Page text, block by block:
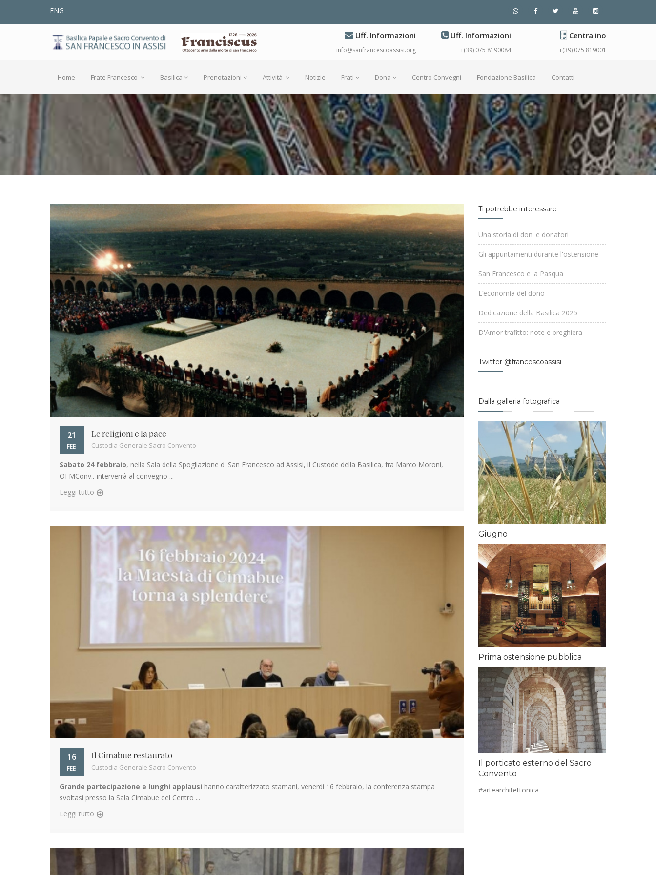
ENG
Uff. Informazioni
info@sanfrancescoassisi.org
Uff. Informazioni
+(39) 075 8190084
Centralino
+(39) 075 819001
Home Frate Francesco Basilica Prenotazioni Attività Notizie Frati Dona Centro Convegni Fondazione Basilica Contatti
21
FEB
Le religioni e la pace
Custodia Generale Sacro Convento
Sabato 24 febbraio, nella Sala della Spogliazione di San Francesco ad Assisi, il Custode della Basilica, fra Marco Moroni,
OFMConv., interverrà al convegno ...
Leggi tutto
16
FEB
Il Cimabue restaurato
Custodia Generale Sacro Convento
Grande partecipazione e lunghi applausi hanno caratterizzato stamani, venerdì 16 febbraio, la conferenza stampa
svoltasi presso la Sala Cimabue del Centro ...
Leggi tutto
Ti potrebbe interessare
Una storia di doni e donatori
Gli appuntamenti durante l'ostensione
San Francesco e la Pasqua
L’economia del dono
Dedicazione della Basilica 2025
D'Amor trafitto: note e preghiera
Twitter @francescoassisi
Dalla galleria fotografica
Giugno
Prima ostensione pubblica
Il porticato esterno del Sacro
Convento
#artearchitettonica